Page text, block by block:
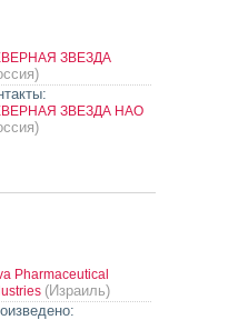
ЗВЕЗДА
ЗВЕЗДА НАО
Pharmaceutical
(Израиль)